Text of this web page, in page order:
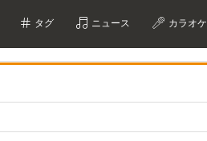
タグ ニュース カラオケ